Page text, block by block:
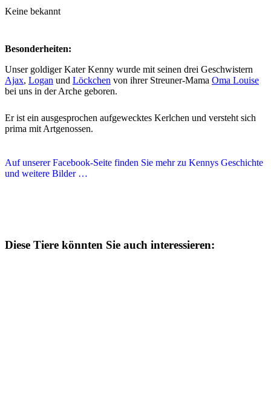
Keine bekannt
Besonderheiten:
Unser goldiger Kater Kenny wurde mit seinen drei Geschwistern
Ajax, Logan und Löckchen von ihrer Streuner-Mama Oma Louise
bei uns in der Arche geboren.
Er ist ein ausgesprochen aufgewecktes Kerlchen und versteht sich
prima mit Artgenossen.
Auf unserer Facebook-Seite finden Sie mehr zu Kennys Geschichte
und weitere Bilder …
Diese Tiere könnten Sie auch interessieren: